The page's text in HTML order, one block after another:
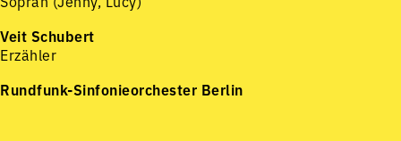
Veit Schubert
Erzähler
Rundfunk-Sinfonieorchester Berlin